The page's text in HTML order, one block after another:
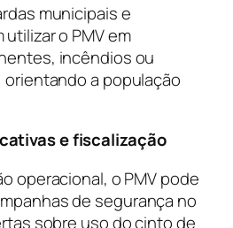
municipais e
o PMV em
incêndios ou
a população
e fiscalização
operacional, o PMV pode
de segurança no
sobre uso do cinto de